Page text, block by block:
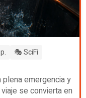
🎭 SciFi
emergencia y
se convierta en